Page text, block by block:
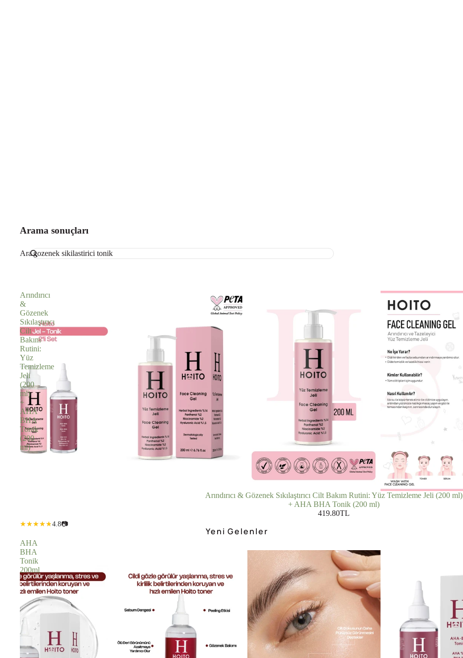
Yeni Gelenler
Arama sonuçları
Ara
Arındırıcı
&
Gözenek
Sıkılaştırıcı
Cilt
Bakım
Rutini:
Yüz
Temizleme
Jeli
(200
ml)
+
AHA
BHA
Tonik
(200
ml)
Arındırıcı & Gözenek Sıkılaştırıcı Cilt Bakım Rutini: Yüz Temizleme Jeli (200 ml)
+ AHA BHA Tonik (200 ml)
419.80TL
4.8📷
AHA
BHA
Tonik
200ml